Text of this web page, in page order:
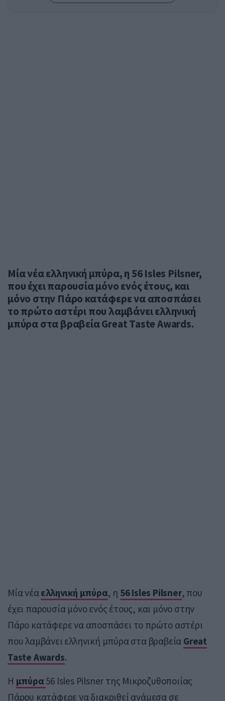
Μία νέα ελληνική μπύρα, η 56 Isles Pilsner,
που έχει παρουσία μόνο ενός έτους, και
μόνο στην Πάρο κατάφερε να αποσπάσει
το πρώτο αστέρι που λαμβάνει ελληνική
μπύρα στα βραβεία Great Taste Awards.
Μία νέαελληνική μπύρα, η 56 Isles Pilsner, που
έχει παρουσία μόνο ενός έτους, και μόνο στην
Πάρο κατάφερε να αποσπάσει το πρώτο αστέρι
που λαμβάνει ελληνική μπύρα στα βραβεία Great
Taste Awards.
H μπύρα56 Isles Pilsner της Μικροζυθοποιίας
Πάρου κατάφερε να διακριθεί ανάμεσα σε